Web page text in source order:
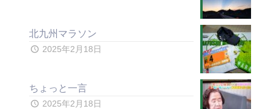
北九州マラソン
2025年2月18日
ちょっと一言
2025年2月18日